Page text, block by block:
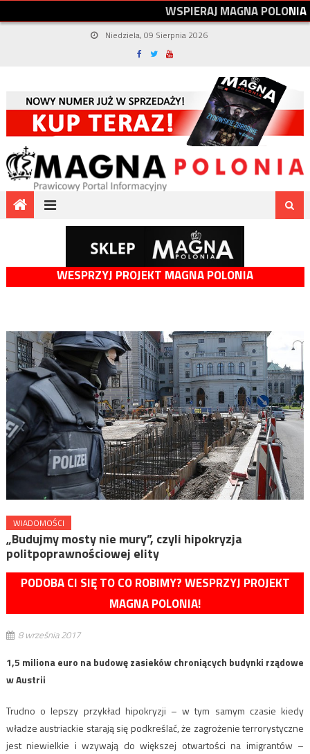
WSPIERAJMAGNAPOLONIA
Niedziela, 09 Sierpnia 2026
WESPRZYJ PROJEKT MAGNA POLONIA
WIADOMOŚCI
„Budujmy mosty nie mury”, czyli hipokryzja
politpoprawnościowej elity
PODOBA CI SIĘ TO CO ROBIMY? WESPRZYJ PROJEKT
MAGNA POLONIA!
8 września 2017
1,5 miliona euro na budowę zasieków chroniących budynki rządowe
w Austrii
Trudno o lepszy przykład hipokryzji – w tym samym czasie kiedy
władze austriackie starają się podkreślać, że zagrożenie terrorystyczne
jest niewielkie i wzywają do większej otwartości na imigrantów –